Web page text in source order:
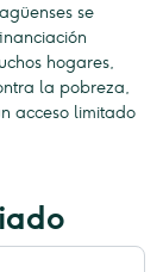
se
hogares,
la pobreza,
acceso limitado